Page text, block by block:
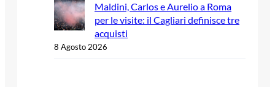
Maldini, Carlos e Aurelio a Roma
per le visite: il Cagliari definisce tre
acquisti
8 Agosto 2026